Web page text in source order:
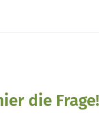
die Frage!